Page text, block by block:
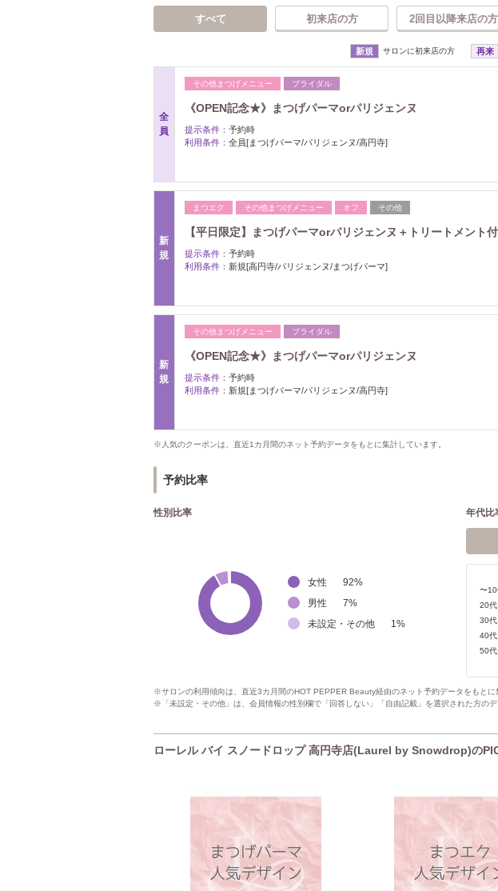
すべて 初来店の方 2回目以降来店の方
新規 サロンに初来店の方 再来
全
員
その他まつげメニュー ブライダル
《OPEN記念★》まつげパーマorパリジェンヌ
提示条件： 予約時
利用条件： 全員[まつげパーマ/パリジェンヌ/高円寺]
新
規
まつエク その他まつげメニュー オフ その他
【平日限定】まつげパーマorパリジェンヌ＋トリートメント
提示条件： 予約時
利用条件： 新規[高円寺/パリジェンヌ/まつげパーマ]
新
規
その他まつげメニュー ブライダル
《OPEN記念★》まつげパーマorパリジェンヌ
提示条件： 予約時
利用条件： 新規[まつげパーマ/パリジェンヌ/高円寺]
※人気のクーポンは、直近1カ月間のネット予約データをもとに集計しています。
予約比率
性別比率
女性 92%
男性
7%
未設定・その他
1 %
年代比
〜
20代
30代
40代
50
※サロンの利用傾向は、直近3カ月間のHOT PEPPER Beauty経由のネット予約データをもとに
※「未設定・その他」は、会員情報の性別欄で「回答しない」「自由記載」を選択された方のデ
ローレル バイ スノードロップ 高円寺店(Laurel by Snowdrop)の